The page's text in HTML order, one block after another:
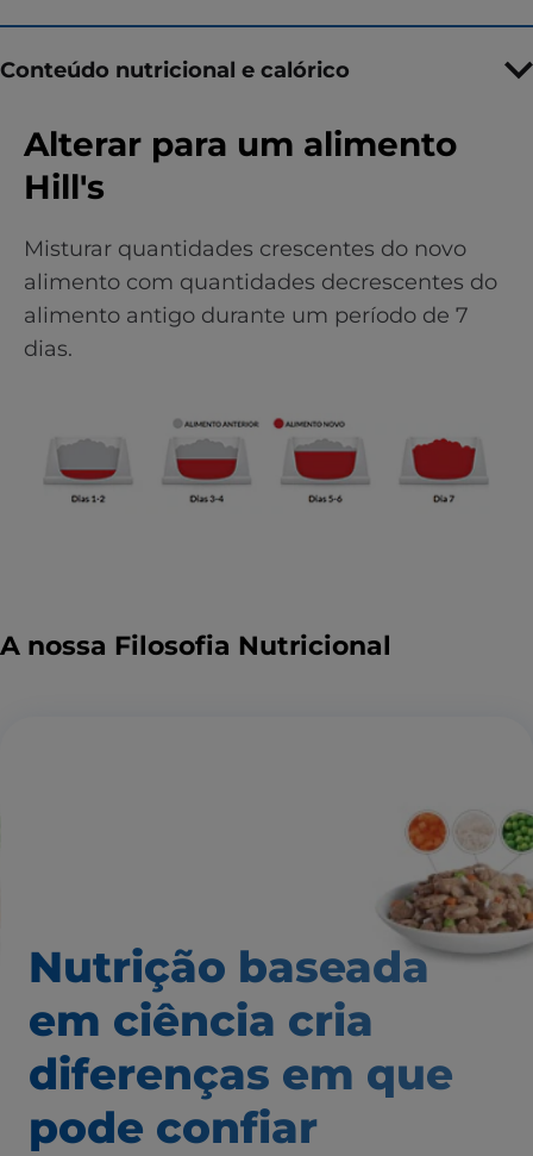
Conteúdo nutricional e calórico
Alterar para um alimento
Hill's
Misturar quantidades crescentes do novo
alimento com quantidades decrescentes do
alimento antigo durante um período de 7
dias.
A nossa Filosofia Nutricional
Nutrição baseada
em ciência cria
diferenças em que
pode confiar